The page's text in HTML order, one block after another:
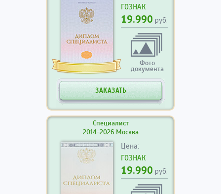
ГОЗНАК
19.990 руб.
Фото
документа
ЗАКАЗАТЬ
Специалист
2014-2026 Москва
Цена:
ГОЗНАК
19.990 руб.